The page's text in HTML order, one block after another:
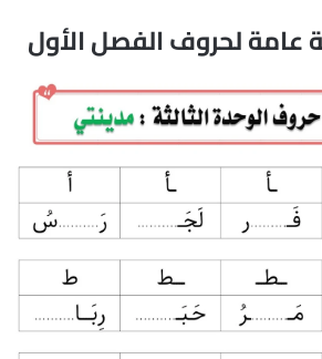
عامة لحروف الفصل الأول